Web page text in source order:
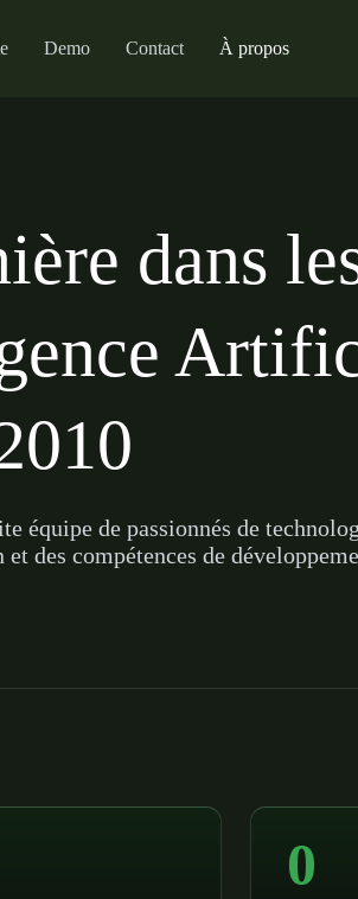
Demo Contact À propos
dans
équipe de passionnés de
des compétences de
0